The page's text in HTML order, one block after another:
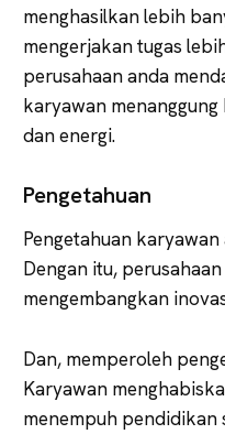
menghasilkan lebih
mengerjakan tugas
perusahaan anda
karyawan
dan energi.
Pengetahuan
Pengetahuan
Dengan itu,
mengembangkan
Dan, memperoleh
Karyawan
menempuh pendidikan